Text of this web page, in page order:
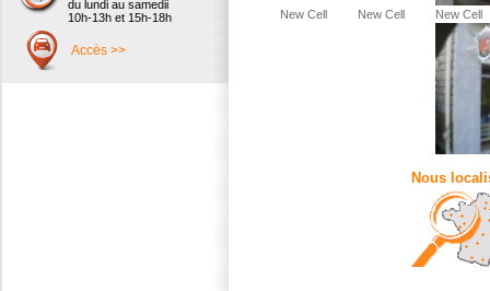
du lundi au samedii
10h-13h et 15h-18h
Accès >>
New Cell New Cell New Cell
Nous